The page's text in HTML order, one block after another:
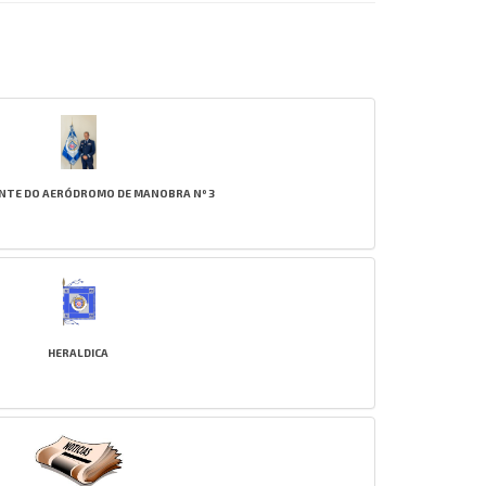
DO AERÓDROMO DE MANOBRA Nº 3
HERALDICA